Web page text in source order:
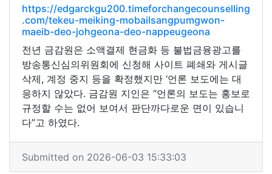
https://edgarckgu200.timeforchangecounselling
.com/tekeu-meiking-mobailsangpumgwon-
maeib-deo-johgeona-deo-nappeugeona
전년 금감원은 소액결제 현금화 등 불법금융광고를
방송통신심의위원회에 신청해 사이트 폐쇄와 게시글
삭제, 계정 중지 등을 확정했지만 ‘언론 보도에는 대
응하지 않았다. 금감원 지인은 “언론의 보도는 홍보로
규정할 수는 없어 보여서 판단까다로운 면이 있습니
다”고 하였다.
Submitted on 2026-06-03 15:33:03